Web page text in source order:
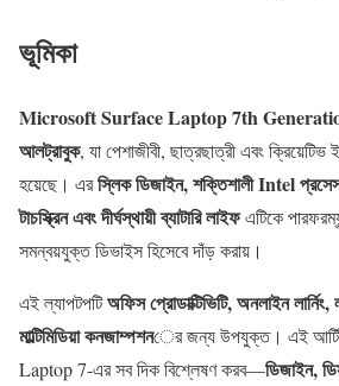
ভূমিকা
Microsoft Surface Laptop 7th
আলট্রাবুক, যা পেশাজীবী, ছাত্রছাত্রী এবং
হয়েছে। এরস্লিক ডিজাইন, শক্তিশালী Intel
টাচস্ক্রিন এবং দীর্ঘস্থায়ী ব্যাটারি লাইফএটিকে
সমন্বয়যুক্ত ডিভাইস হিসেবে দাঁড় করায়।
এই ল্যাপটপটিঅফিস প্রোডাক্টিভিটি, অনলাইন
মাল্টিমিডিয়া কনজাম্পশনের জন্য উপযুক্ত। এই
Laptop 7-এর সব দিক বিশ্লেষণ করব—ডিজাইন,